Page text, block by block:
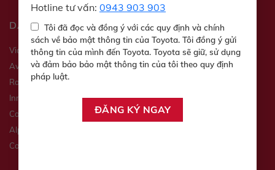
Hotline tư vấn: 0943 903 903
Tôi đã đọc và đồng ý với các quy định và chính
sách về bảo mật thông tin của Toyota. Tôi đồng ý gửi
thông tin của mình đến Toyota. Toyota sẽ giữ, sử dụng
và đảm bảo bảo mật thông tin của tôi theo quy định
pháp luật.
DANH MỤC SẢN PHẨM
Vios
Veloz
Avanza
Yaris
Raize
Innova
Fortuner
Camry
Hilux
Alphard
Corolla Cross